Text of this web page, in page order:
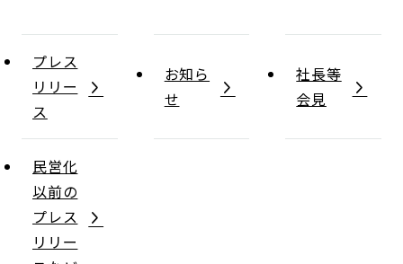
プレス
リリー
ス
お知ら
せ
社長等
会見
民営化
以前の
プレス
リリー